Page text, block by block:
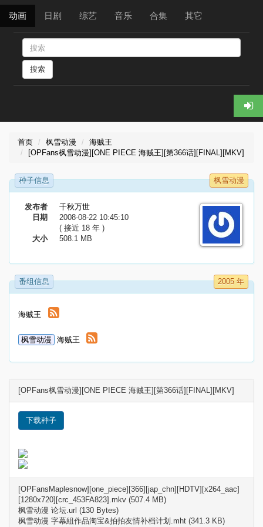
动画 日剧 综艺 音乐 合集 其它
搜索
首页 枫雪动漫
海贼王
[OPFans枫雪动漫][ONE PIECE 海贼王][第366话][FINAL][MKV]
种子信息 枫雪动漫
发布者
千秋万世
日期
2008-08-22 10:45:10
( 接近 18 年 )
大小
508.1 MB
番组信息 2005 年
海贼王
枫雪动漫 海贼王
[OPFans枫雪动漫][ONE PIECE 海贼王][第366话][FINAL][MKV]
下载种子
[OPFansMaplesnow][one_piece][366][jap_chn][HDTV][x264_aac]
[1280x720][crc_453FA823].mkv (507.4 MB)
枫雪动漫 论坛.url (130 Bytes)
枫雪动漫 字幕組作品淘宝&拍拍友情补档计划.mht (341.3 KB)